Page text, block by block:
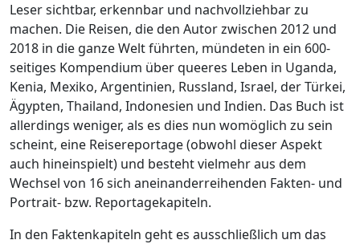
Leser sichtbar, erkennbar und nachvollziehbar zu
machen. Die Reisen, die den Autor zwischen 2012 und
2018 in die ganze Welt führten, mündeten in ein 600-
seitiges Kompendium über queeres Leben in Uganda,
Kenia, Mexiko, Argentinien, Russland, Israel, der Türkei,
Ägypten, Thailand, Indonesien und Indien. Das Buch ist
allerdings weniger, als es dies nun womöglich zu sein
scheint, eine Reisereportage (obwohl dieser Aspekt
auch hineinspielt) und besteht vielmehr aus dem
Wechsel von 16 sich aneinanderreihenden Fakten- und
Portrait- bzw. Reportagekapiteln.
In den Faktenkapiteln geht es ausschließlich um das